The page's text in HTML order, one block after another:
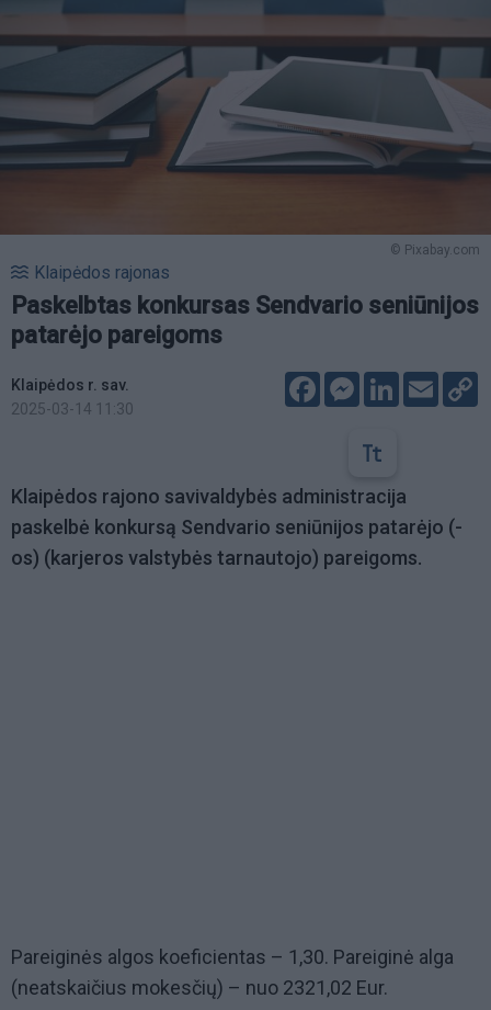
© Pixabay.com
Klaipėdos rajonas
Paskelbtas konkursas Sendvario seniūnijos
patarėjo pareigoms
Klaipėdos r. sav.
2025-03-14 11:30
FacebookMessenger
LinkedIn
Email
Klaipėdos rajono savivaldybės administracija
paskelbė konkursą Sendvario seniūnijos patarėjo (-
os) (karjeros valstybės tarnautojo) pareigoms.
Pareiginės algos koeficientas – 1,30. Pareiginė alga
(neatskaičius mokesčių) – nuo 2321,02 Eur.